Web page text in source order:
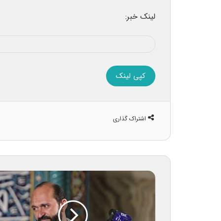
لینک خبر:
کپی لینک
اشتراک گذاری